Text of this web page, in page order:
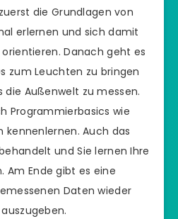
die Grundlagen von
erlernen und sich damit
Danach geht es
zum Leuchten zu bringen
Außenwelt zu messen.
Programmierbasics wie
kennenlernen. Auch das
und Sie lernen Ihre
Am Ende gibt es eine
Daten wieder